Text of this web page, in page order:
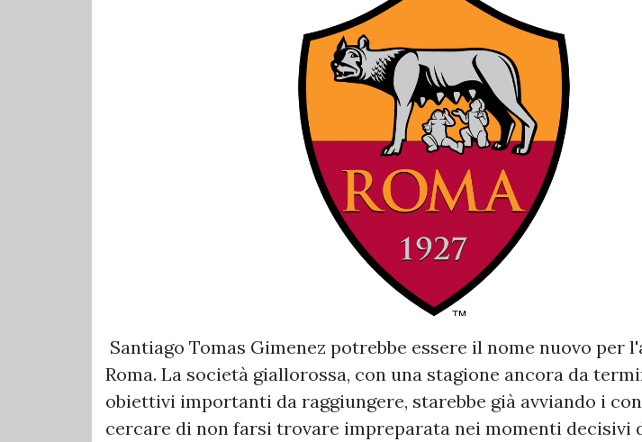
Santiago Tomas Gimenez potrebbe essere il nome nuovo per
Roma. La società giallorossa, con una stagione ancora da
obiettivi importanti da raggiungere, starebbe già avviando i
cercare di non farsi trovare impreparata nei momenti decisivi